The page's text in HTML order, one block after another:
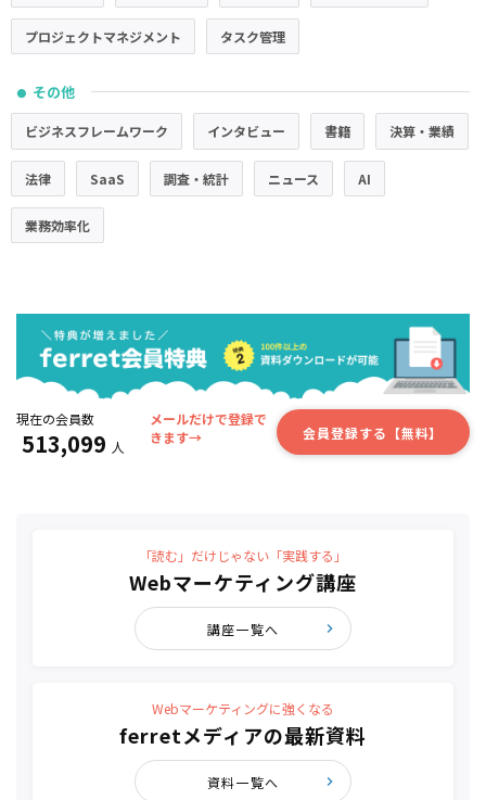
プロジェクトマネジメント タスク管理
● その他
ビジネスフレームワーク インタビュー 書籍 決算・業績
法律 SaaS 調査・統計 ニュース AI
業務効率化
現在の会員数
513,099 人
メールだけで登録で
きます→
会員登録する【無料】
「読む」だけじゃない「実践する」
Webマーケティング講座
講座一覧へ
Webマーケティングに強くなる
ferretメディアの最新資料
資料一覧へ